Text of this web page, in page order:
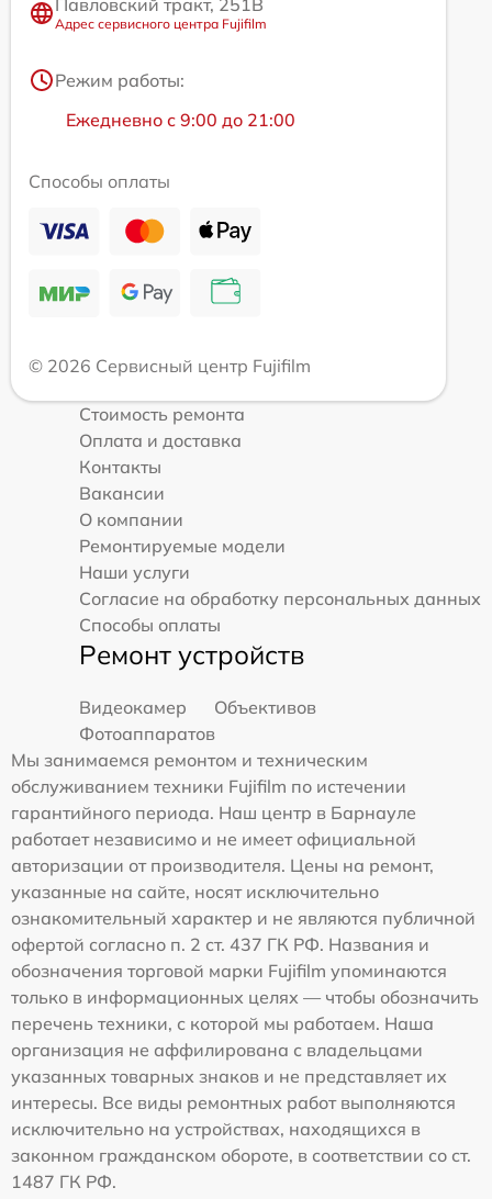
Павловский тракт, 251В
Адрес сервисного центра Fujifilm
Режим работы:
Ежедневно с 9:00 до 21:00
Способы оплаты
© 2026 Сервисный центр Fujifilm
Стоимость ремонта
Оплата и доставка
Контакты
Вакансии
О компании
Ремонтируемые модели
Наши услуги
Согласие на обработку персональных данных
Способы оплаты
Ремонт устройств
Видеокамер
Объективов
Фотоаппаратов
Мы занимаемся ремонтом и техническим
обслуживанием техники Fujifilm по истечении
гарантийного периода. Наш центр в Барнауле
работает независимо и не имеет официальной
авторизации от производителя. Цены на ремонт,
указанные на сайте, носят исключительно
ознакомительный характер и не являются публичной
офертой согласно п. 2 ст. 437 ГК РФ. Названия и
обозначения торговой марки Fujifilm упоминаются
только в информационных целях — чтобы обозначить
перечень техники, с которой мы работаем. Наша
организация не аффилирована с владельцами
указанных товарных знаков и не представляет их
интересы. Все виды ремонтных работ выполняются
исключительно на устройствах, находящихся в
законном гражданском обороте, в соответствии со ст.
1487 ГК РФ.